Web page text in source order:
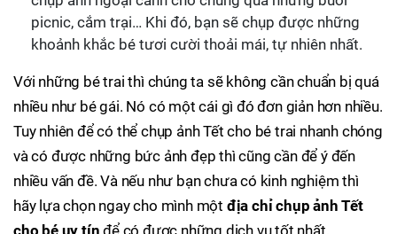
picnic, cắm trại… Khi đó, bạn sẽ chụp được những
khoảnh khắc bé tươi cười thoải mái, tự nhiên nhất.
Với những bé trai thì chúng ta sẽ không cần chuẩn bị quá
nhiều như bé gái. Nó có một cái gì đó đơn giản hơn nhiều.
Tuy nhiên để có thể chụp ảnh Tết cho bé trai nhanh chóng
và có được những bức ảnh đẹp thì cũng cần để ý đến
nhiều vấn đề. Và nếu như bạn chưa có kinh nghiệm thì
hãy lựa chọn ngay cho mình một địa chỉ chụp ảnh Tết
cho bé uy tín để có được những dịch vụ tốt nhất.